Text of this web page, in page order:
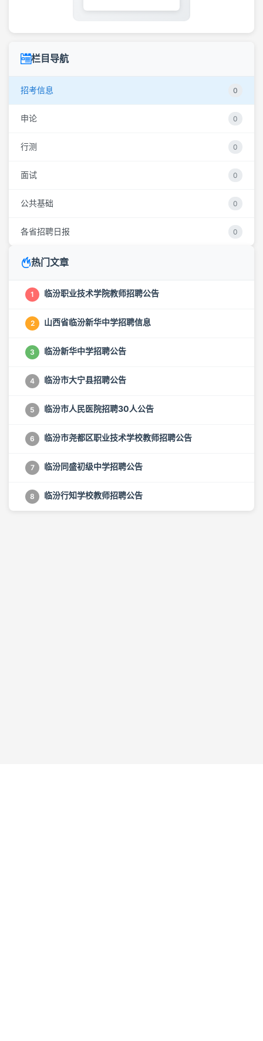
栏目导航
招考信息 0
申论 0
行测 0
面试 0
公共基础 0
各省招聘日报 0
热门文章
1 临汾职业技术学院教师招聘公告
2 山西省临汾新华中学招聘信息
3 临汾新华中学招聘公告
4 临汾市大宁县招聘公告
5 临汾市人民医院招聘30人公告
6 临汾市尧都区职业技术学校教师招聘公告
7 临汾同盛初级中学招聘公告
8 临汾行知学校教师招聘公告